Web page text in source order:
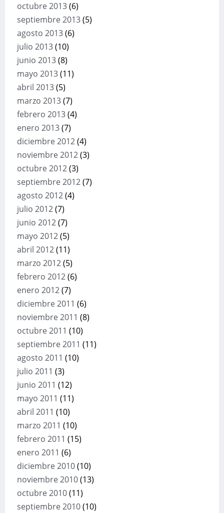
octubre 2013(6)
septiembre 2013(5)
agosto 2013(6)
julio 2013(10)
junio 2013(8)
mayo 2013(11)
abril 2013(5)
marzo 2013(7)
febrero 2013(4)
enero 2013(7)
diciembre 2012(4)
noviembre 2012(3)
octubre 2012(3)
septiembre 2012(7)
agosto 2012(4)
julio 2012(7)
junio 2012(7)
mayo 2012(5)
abril 2012(11)
marzo 2012(5)
febrero 2012(6)
enero 2012(7)
diciembre 2011 (6)
noviembre 2011 (8)
octubre 2011 (10)
septiembre 2011 (11)
agosto 2011 (10)
julio 2011 (3)
junio 2011 (12)
mayo 2011 (11)
abril 2011 (10)
marzo 2011 (10)
febrero 2011 (15)
enero 2011 (6)
diciembre 2010(10)
noviembre 2010(13)
octubre 2010(11)
septiembre 2010(10)